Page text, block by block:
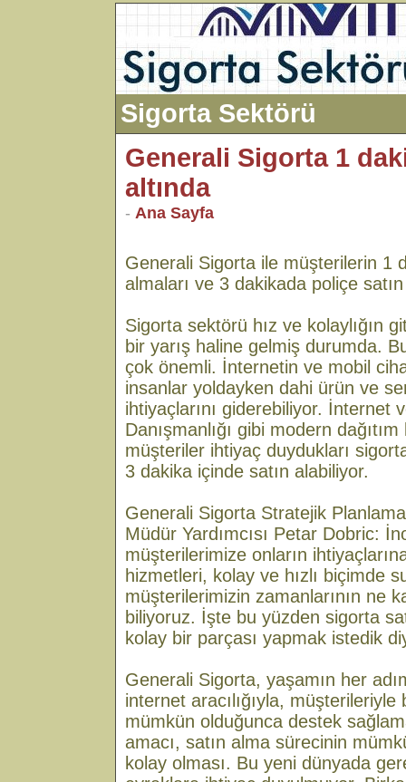
Sigorta Sektörü
Generali Sigorta 1
altında
- Ana Sayfa
Generali Sigorta ile müşterilerin 1
almaları ve 3 dakikada poliçe
Sigorta sektörü hız ve kolaylığın
bir yarış haline gelmiş durumda.
çok önemli. İnternetin ve mobil
insanlar yoldayken dahi ürün ve
ihtiyaçlarını giderebiliyor. İnternet
Danışmanlığı gibi modern
müşteriler ihtiyaç duydukları
3 dakika içinde satın alabiliyor.
Generali Sigorta Stratejik
Müdür Yardımcısı Petar Dobric:
müşterilerimize onların
hizmetleri, kolay ve hızlı biçimde
müşterilerimizin zamanlarının ne
biliyoruz. İşte bu yüzden sigorta
kolay bir parçası yapmak istedik
Generali Sigorta, yaşamın her
internet aracılığıyla,
mümkün olduğunca destek
amacı, satın alma sürecinin
kolay olması. Bu yeni dünyada